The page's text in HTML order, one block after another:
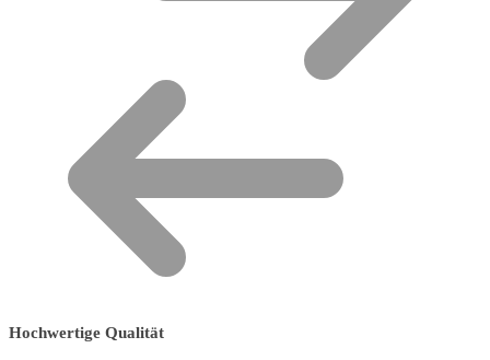
Hochwertige Qualität